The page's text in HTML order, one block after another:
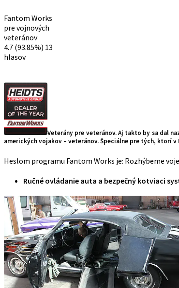
Fantom Works
pre vojnových
veteránov
4.7 (93.85%) 13
hlasov
Veterány pre veteránov. Aj takto by sa dal
amerických vojakov – veteránov. Špeciálne pre tých, ktorí
Heslom programu Fantom Works je: Rozhýbeme
Ručné ovládanie auta a bezpečný kotviaci